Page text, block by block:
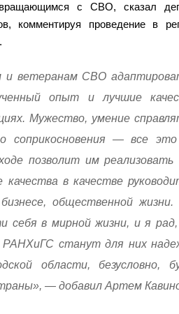
с СВО, сказал
комментируя проведение в
и ветеранам СВО
опыт и лучшие
Мужество, умение
соприкосновения — все
позволит им реализовать
в качестве
общественной
себя в мирной жизни, и я
станут для них
области, безусловно,
— добавил Артем